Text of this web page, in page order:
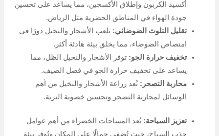
أكسيد الكربون وإطلاق الأكسجين، مما يساعد على تحسين
جودة الهواء في المناطق الحضرية مثل الرياض.
تقليل التلوث الضوضائي: تلعب الأشجار والنخيل دورًا في
امتصاص الضوضاء، مما يخلق بيئة هادئة أكثر.
تخفيف حرارة الجو: توفر الأشجار والنخيل الظل، مما
يساعد على تخفيف حرارة الجو في فصل الصيف.
محاربة التصحر: تُعد زراعة الأشجار والنخيل من أهم
الوسائل لمحاربة التصحر وتحسين خصوبة التربة.
تعزيز السياحة: تُعد المساحات الخضراء من أهم عوامل
جذب السياح، حيث تُضفي جمالًا على المكان وتُوفر بيئة